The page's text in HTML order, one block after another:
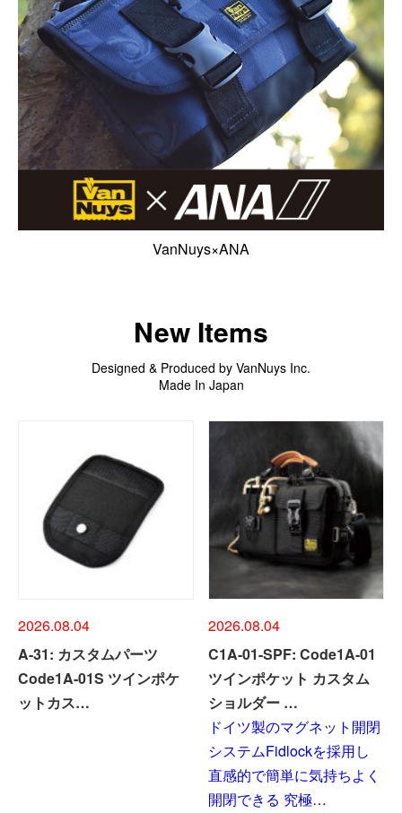
VanNuys×ANA
New Items
Designed & Produced by VanNuys Inc.
Made In Japan
2026.08.04
A-31: カスタムパーツ
Code1A-01S ツインポケ
ットカス…
2026.08.04
C1A-01-SPF: Code1A-01
ツインポケット カスタム
ショルダー …
ドイツ製のマグネット開閉
システムFidlockを採用し
直感的で簡単に気持ちよく
開閉できる 究極…